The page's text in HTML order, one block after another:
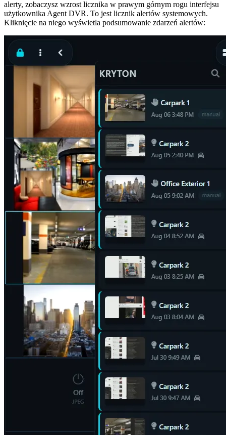
alerty, zobaczysz wzrost licznika w prawym górnym rogu interfejsu
użytkownika Agent DVR. To jest licznik alertów systemowych.
Kliknięcie na niego wyświetla podsumowanie zdarzeń alertów: